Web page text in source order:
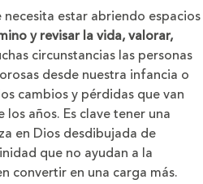
estar abriendo espacios
y revisar la vida, valorar,
circunstancias las personas
desde nuestra infancia o
cambios y pérdidas que van
años. Es clave tener una
en Dios desdibujada de
que no ayudan a la
convertir en una carga más.